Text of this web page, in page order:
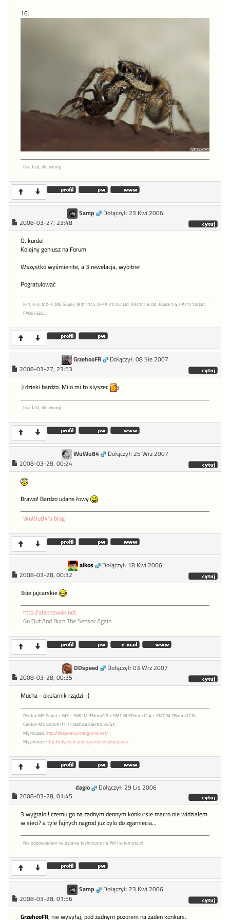
16.
Live fast, die young
Samp
Dołączył: 23 Kwi 2006
2008-03-27, 23:48
O, kurde!
Kolejny geniusz na Forum!
Wszystko wyśmienite, a 3 rewelacja, wybitne!
Pogratulować
K-1, K-3, MZ-3, ME Super, IRIX 11/4, D-FA 21/2.4 Ltd, FA31/1.8 Ltd, FA50/1.4, FA77/1.8 Ltd,
FA80-320...
GrzehooFR
Dołączył: 08 Sie 2007
2008-03-27, 23:53
:) dzieki bardzo. Milo mi to slyszec
Live fast, die young
WuWu84
Dołączył: 25 Wrz 2007
2008-03-28, 00:24
Brawo! Bardzo udane łowy
WuWu84's blog
alkos
Dołączył: 18 Kwi 2006
2008-03-28, 00:32
3cie jajcarskie
http://aleknowak.net
Go Out And Burn The Sensor Again
DDspeed
Dołączył: 03 Wrz 2007
2008-03-28, 00:35
Mucha - okularnik rządzi! :)
Pentax ME Super + MX + SMC M 35mm/f2 + SMC M 50mm/f1.4 + SMC M 28mm/f2.8 +
Centon MC 50mm/f1.7 | Yashica Electro 35 Gs
My muzak:http://ddspeed.untergrund.net/
My photos:http://ddspeed.untergrund.net/pixelpost/
dagio
Dołączył: 29 Lis 2006
2008-03-28, 01:45
3 wygralo!! czemu go na zadnym dennym konkursie macro nie widzialem
w sieci? a tyle fajnych nagrod juz bylo do zgarniecia...
Nie odpowiadam na pytania techniczne na PW i w tematach
Samp
Dołączył: 23 Kwi 2006
2008-03-28, 01:56
GrzehooFR, nie wysyłaj, pod żadnym pozorem na żaden konkurs.